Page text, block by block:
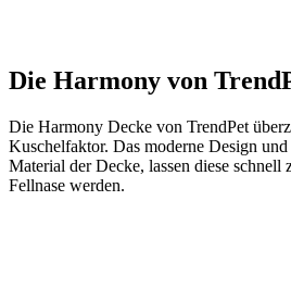
Die Harmony von
Die Harmony Decke von TrendPet
Kuschelfaktor. Das moderne Design
Material der Decke, lassen diese schnell
Fellnase werden.